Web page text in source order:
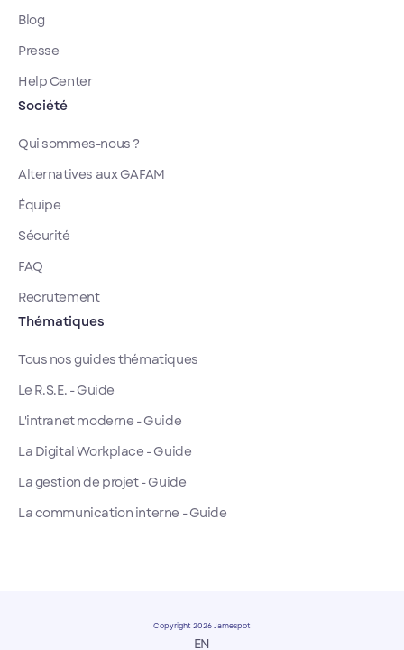
Blog
Presse
Help Center
Société
Qui sommes-nous ?
Alternatives aux GAFAM
Équipe
Sécurité
FAQ
Recrutement
Thématiques
Tous nos guides thématiques
Le R.S.E. - Guide
L'intranet moderne - Guide
La Digital Workplace - Guide
La gestion de projet - Guide
La communication interne - Guide
Copyright 2026 Jamespot
EN